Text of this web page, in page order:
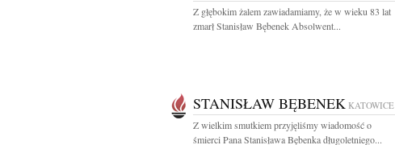
Z głębokim żalem zawiadamiamy, że w wieku 83 lat
zmarł Stanisław Bębenek Absolwent...
STANISŁAW BĘBENEK KATOWICE
Z wielkim smutkiem przyjęliśmy wiadomość o
śmierci Pana Stanisława Bębenka długoletniego...